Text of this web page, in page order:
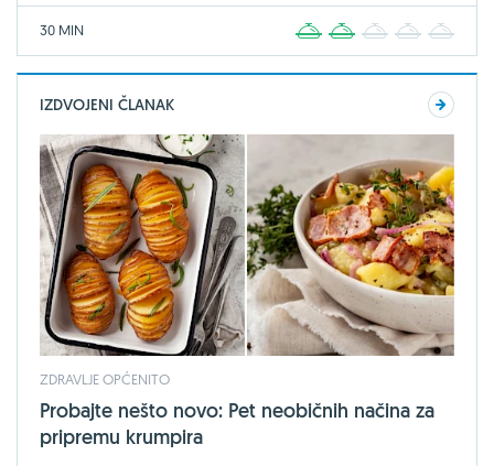
30 MIN 2 3 4
IZDVOJENI ČLANAK
ZDRAVLJE OPĆENITO
Probajte nešto novo: Pet neobičnih načina za
pripremu krumpira